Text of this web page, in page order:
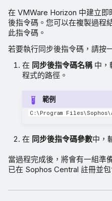
在 VMWare Horizon 中建立即
後指令碼。您可以在複製過程
此指令碼。
若要執行同步後指令碼，請按
在 同步後指令碼名稱中，
程式的路徑。
範例
C:\Program
在 同步後指令碼參數中，
當過程完成後，將會有一組準
已在 Sophos Central 註冊並